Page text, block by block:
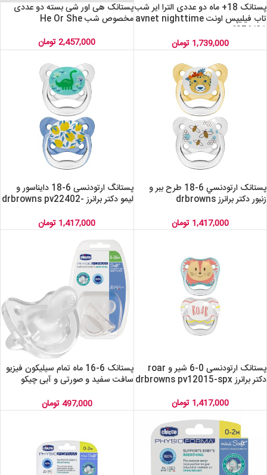
پستانک 18+ ماه دو عددی الترا ایر شب
تاب فیلیپس اونت avnet nighttime
scf376/01
1,739,000 تومان
پستانک هی اور شی بسته دو عددی
مخصوص شب He Or She
2,457,000تومان
پستانک ارتودنسي 6-18 طرح ببر و
زنبور دکتر برانرز drbrowns
1,417,000 تومان
پستانگ ارتودنسی 6-18 دایناسور و
لیمو دکتر برانرز drbrowns pv22402-
1,417,000 تومان
پستانک ارتودنسی 0-6 شیر و roar
دکتر برانرز drbrowns pv12015-spx
1,417,000 تومان
پستانک 6-16 ماه تمام سیلیکون فیزیو
سافت سفید و صورتی و آبی چیکو
497,000تومان